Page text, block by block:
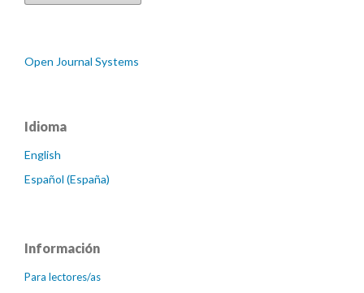
Open Journal Systems
Idioma
English
Español (España)
Información
Para lectores/as